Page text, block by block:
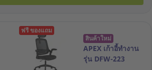
ฟรี ของแถม
สินค้าใหม่
APEX เก้าอี้ทำงาน
รุ่น DFW-223